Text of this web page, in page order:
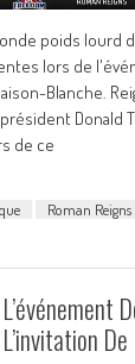
poids lourd
lors de
Blanche.
Donald
de ce
Roman Reigns